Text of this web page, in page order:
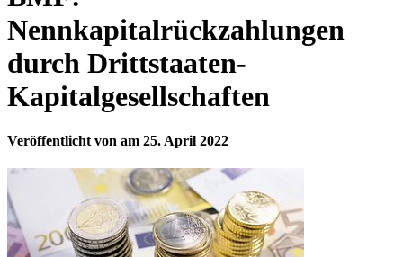
Nennkapitalrückzahlungen
durch Drittstaaten-
Kapitalgesellschaften
Veröffentlicht von am 25. April 2022